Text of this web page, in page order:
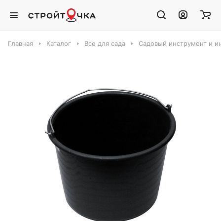
Главная Каталог Все для сада Садовый инструмент и